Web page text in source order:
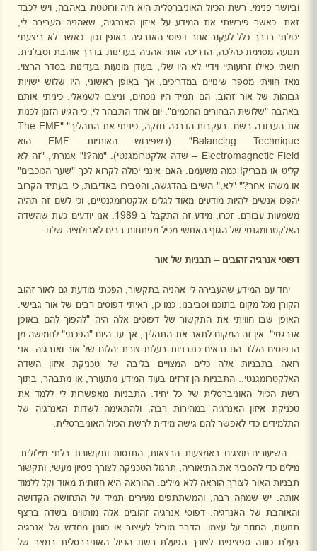
וביושר פנימי. רשת הכיול האוניברסלית היא חיה ורוטטת באהבה, ויש לכבד
זאת. כאשר פירשתי את המידע על איזון האנרגיה, שאהניה העבירה לי,
יכולתי בדרך כלל לעקוב אחר דפוסי האנרגיה באופן נכון. כאשר לא ביצעתי
תנועה מסוימת כהלכה, הדריכה אותי אהניה בעדינות בדרך אוהבת וסבלנית.
חשתי כאילו זרועותיי וידיי לא היו שלי, בעודן מונעות בעדינות בסדר הרצוי.
מאז חוויתי מספר שינויים במדריכים, אך באופן ראשוני, היו שלוש ישויות
גבוהות של אור זהוב. הם תמיד היו נוכחים, וניצבו לשמאלי. כיניתי אותם
באהבה "שלושת הבחורים החכמים". יום אחד התבהר לי, כי הגיע הזמן לכנות
את העבודה בשם. בעקבות הדרכה חזקה, כיניתי את התהליך" "The EMF
Balancing Technique" (כשפירוש האותיות EMF הוא
Electromagnetic Field – שדה אלקטרומגנטי). "מה?!" אמרתי, "זה לא
קליט או מבריק! כמה משעמם. האם אינני יכולה לקרוא לכך "שער הכוכבים"
או משהו אחר?" "לא," השיבו בהדגשה, והסבירו באדיבות, כי בעתיד הקרוב
יהפכו אנשים להיות מודעים מאוד לגלים אלקטרומגנטיים, וכי לשם זה תהיה
משמעות עבורם. זכרו, מידע זה התקבל ב-1989. אנו יודעים כעת שהשדה
האלקטרומגנטי של הגוף האנושי מכיל מפתחות רבים לאבולוציה שלנו.
דפוסי אנרגיה זהובים – תבניות של אור
יחד עם המידע שהעבירה לי אהניה בתקשור, הפכתי מודעת גם לאור זהוב
הקורן מכל מקום בתוכנו וסביבנו. כמו כן, ראיתי דפוסים רבים של אור גבישי.
האופן שבו חוויתי את התקשור של דפוסים אלה היה "להפוך להם באופן
אנרגטי". אין זה המקום לתאר את התהליך, אך עד היום "הפכתי" לחמישה מן
הדפוסים הללו. הם נראים כתבניות בעלות צורת יהלום של אור ואנרגיה. אני
רואה בתבניות אלה כלים המצויים בליבה של טכניקת איזון השדה
האלקטרומגנטי.. התבניות הן זרזים בעוד המידע מתעורר, או מתבהר, בתוך
רשת הכיול האוניברסלית של כל יחיד. התבניות מאפשרות לי ללמד את
טכניקת איזון האנרגיה במהירות רבה, ולהתאימה לשדות האנרגיה של
התלמידים כדי לאפשר להם גישה מידית לרשת הכיול האוניברסלית.
השיעורים מוצגים באמצעות הרצאות, התנסות ותקשורת בלתי מילולית:
מילים כדי להסביר את התיאוריה, תרגול הטכניקה לצורך ניסיון מעשי, ותקשור
תבניות האור לצורך הוראה ללא מילים. ההוראה היא חזותית מאוד וקל ללמוד
אותה. יש שמחה רבה, והמשתתפים מעירים תמיד על התחושה הקדושה
והאוהבת של האנרגיה. דפוסי אנרגיה זהובים אלה מותווים בשדה ברצף
תנועות, החוזר על עצמו. הדבר מוביל לעיצוב או כוונון מחדש של אנרגיה
בעלת כוונה ספציפית לצורך הפעלת רשת הכיול האוניברסלית במצב של